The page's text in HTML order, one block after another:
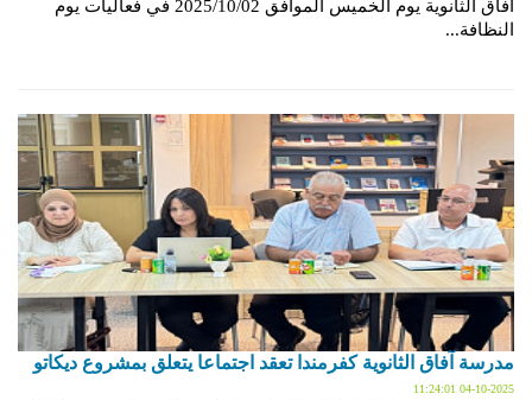
آفاق الثانوية يوم الخميس الموافق 2025/10/02 في فعاليات يوم
النظافة...
مدرسة آفاق الثانوية كفرمندا تعقد اجتماعا يتعلق بمشروع ديكاتو
2025-10-04 11:24:01